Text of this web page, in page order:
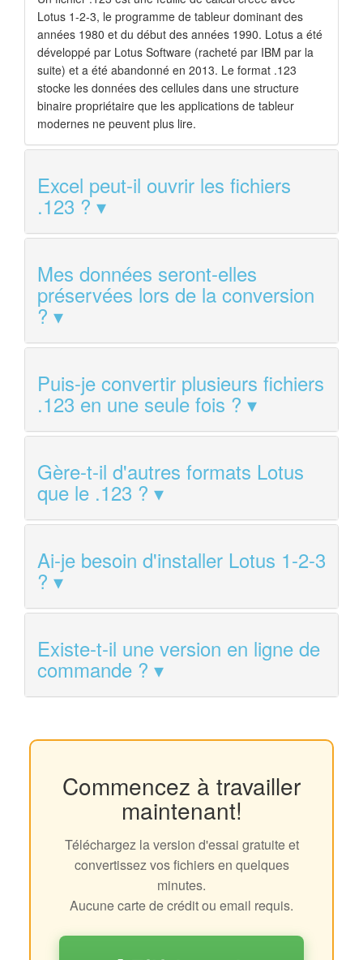
Lotus 1-2-3, le programme de tableur dominant des
années 1980 et du début des années 1990. Lotus a été
développé par Lotus Software (racheté par IBM par la
suite) et a été abandonné en 2013. Le format .123
stocke les données des cellules dans une structure
binaire propriétaire que les applications de tableur
modernes ne peuvent plus lire.
Excel peut-il ouvrir les fichiers
.123 ?
Mes données seront-elles
préservées lors de la conversion
?
Puis-je convertir plusieurs fichiers
.123 en une seule fois ?
Gère-t-il d'autres formats Lotus
que le .123 ?
Ai-je besoin d'installer Lotus 1-2-3
?
Existe-t-il une version en ligne de
commande ?
Commencez à travailler
maintenant!
Téléchargez la version d'essai gratuite et
convertissez vos fichiers en quelques
minutes.
Aucune carte de crédit ou email requis.